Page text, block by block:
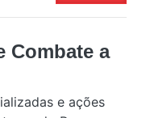
Combate a
e ações